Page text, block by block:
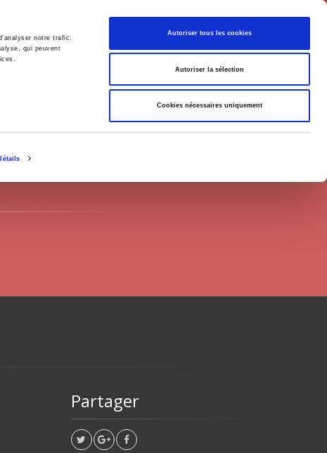
notre trafic.
qui peuvent
Autoriser tous les cookies
Autoriser la sélection
Cookies nécessaires uniquement
Français
Partager